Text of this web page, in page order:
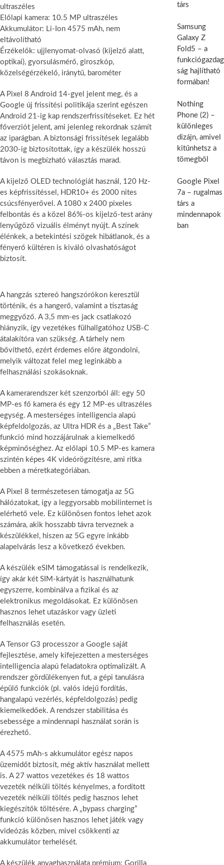
ultraszéles
Előlapi kamera: 10.5 MP ultraszéles
Akkumulátor: Li-Ion 4575 mAh, nem
eltávolítható
Érzékelők: ujjlenyomat-olvasó (kijelző alatt,
optikai), gyorsulásmérő, giroszkóp,
közelségérzékelő, iránytű, barométer
A Pixel 8 Android 14-gyel jelent meg, és a
Google új frissítési politikája szerint egészen
Android 21-ig kap rendszerfrissítéseket. Ez hét
főverziót jelent, ami jelenleg rekordnak számít
az iparágban. A biztonsági frissítések legalább
2030-ig biztosítottak, így a készülék hosszú
távon is megbízható választás marad.
A kijelző OLED technológiát használ, 120 Hz-
es képfrissítéssel, HDR10+ és 2000 nites
csúcsfényerővel. A 1080 x 2400 pixeles
felbontás és a közel 86%-os kijelző-test arány
lenyűgöző vizuális élményt nyújt. A színek
élénkek, a betekintési szögek hibátlanok, és a
fényerő kültéren is kiváló olvashatóságot
biztosít.
A hangzás sztereó hangszórókon keresztül
történik, és a hangerő, valamint a tisztaság
meggyőző. A 3,5 mm-es jack csatlakozó
hiányzik, így vezetékes fülhallgatóhoz USB-C
átalakítóra van szükség. A tárhely nem
bővíthető, ezért érdemes előre átgondolni,
melyik változat felel meg leginkább a
felhasználási szokásoknak.
A kamerarendszer két szenzorból áll: egy 50
MP-es fő kamera és egy 12 MP-es ultraszéles
egység. A mesterséges intelligencia alapú
képfeldolgozás, az Ultra HDR és a „Best Take”
funkció mind hozzájárulnak a kiemelkedő
képminőséghez. Az előlapi 10.5 MP-es kamera
szintén képes 4K videórögzítésre, ami ritka
ebben a méretkategóriában.
A Pixel 8 természetesen támogatja az 5G
hálózatokat, így a leggyorsabb mobilinternet is
elérhető vele. Ez különösen fontos lehet azok
számára, akik hosszabb távra terveznek a
készülékkel, hiszen az 5G egyre inkább
alapelvárás lesz a következő években.
A készülék eSIM támogatással is rendelkezik,
így akár két SIM-kártyát is használhatunk
egyszerre, kombinálva a fizikai és az
elektronikus megoldásokat. Ez különösen
hasznos lehet utazáskor vagy üzleti
felhasználás esetén.
A Tensor G3 processzor a Google saját
fejlesztése, amely kifejezetten a mesterséges
intelligencia alapú feladatokra optimalizált. A
rendszer gördülékenyen fut, a gépi tanulásra
épülő funkciók (pl. valós idejű fordítás,
hangalapú vezérlés, képfeldolgozás) pedig
kiemelkedőek. A rendszer stabilitása és
sebessége a mindennapi használat során is
érezhető.
A 4575 mAh-s akkumulátor egész napos
üzemidőt biztosít, még aktív használat mellett
is. A 27 wattos vezetékes és 18 wattos
vezeték nélküli töltés kényelmes, a fordított
vezeték nélküli töltés pedig hasznos lehet
kiegészítők töltésére. A „bypass charging”
funkció különösen hasznos lehet játék vagy
videózás közben, mivel csökkenti az
akkumulátor terhelését.
A készülék anyaghasználata prémium: Gorilla
társ
Samsung
Galaxy Z
Fold5 – a
funkciógazdag
ság hajlítható
formában!
Nothing
Phone (2) –
különleges
dizájn, amivel
kitűnhetsz a
tömegből
Google Pixel
7a – rugalmas
társ a
mindennapok
ban